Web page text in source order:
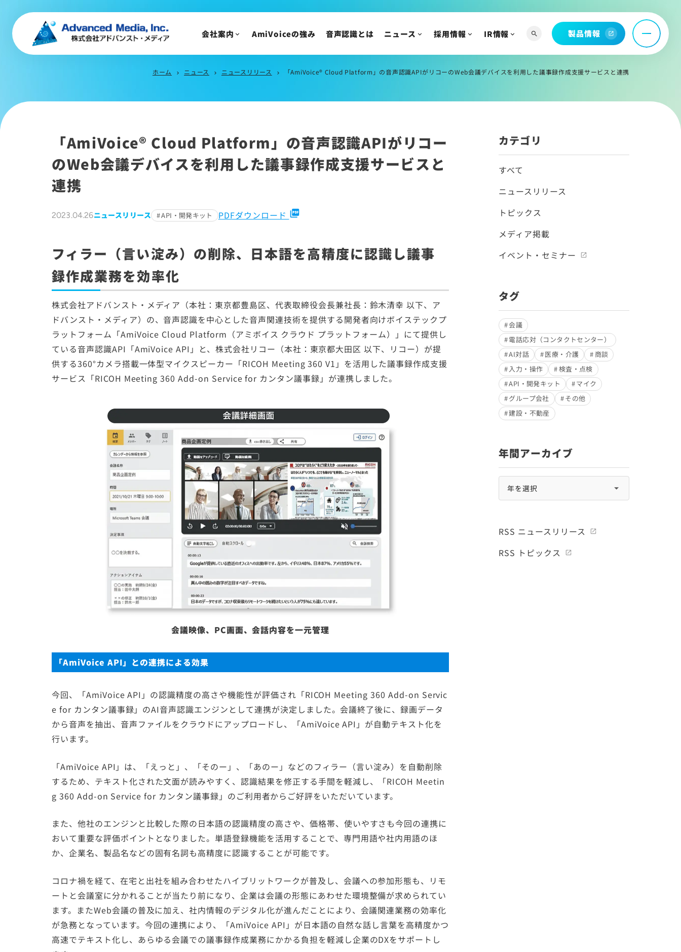
トップメッセージ
会社沿革
サステナビリティ
メディア掲載
イベント・セミナー
株主・投資家の皆様へ
IR資料/決算短信および関連資料
財務ハイライト
株主総会/株式関連情報
IRについてのご質問
会社案内 AmiVoiceの強み 音声認識とは ニュース 採用情報 IR情報 search 製品情報 open_in_new
ホーム chevron_right ニュース chevron_right ニュースリリース chevron_right 「AmiVoice® Cloud Platform」の音声認識APIがリコーのWeb会議デバイスを利用した議事録作成支援サービスと連携
「AmiVoice® Cloud Platform」の音声認識APIがリコー
のWeb会議デバイスを利用した議事録作成支援サービスと
連携
2023.04.26ニュースリリース API・開発キット PDFダウンロード picture_as_pdf
フィラー（言い淀み）の削除、日本語を高精度に認識し議事
録作成業務を効率化
株式会社アドバンスト・メディア（本社：東京都豊島区、代表取締役会長兼社長：鈴木清幸 以下、ア
ドバンスト・メディア）の、音声認識を中心とした音声関連技術を提供する開発者向けボイステックプ
ラットフォーム「AmiVoice Cloud Platform（アミボイス クラウド プラットフォーム）」にて提供し
ている音声認識API「AmiVoice API」と、株式会社リコー（本社：東京都大田区 以下、リコー）が提
供する360°カメラ搭載一体型マイクスピーカー「RICOH Meeting 360 V1」を活用した議事録作成支援
サービス「RICOH Meeting 360 Add-on Service for カンタン議事録」が連携しました。
会議映像、PC画面、会話内容を一元管理
「AmiVoice API」との連携による効果
今回、「AmiVoice API」の認識精度の高さや機能性が評価され「RICOH Meeting 360 Add-on Servic
e for カンタン議事録」のAI音声認識エンジンとして連携が決定しました。会議終了後に、録画データ
から音声を抽出、音声ファイルをクラウドにアップロードし、「AmiVoice API」が自動テキスト化を
行います。
「AmiVoice API」は、「えっと」、「そのー」、「あのー」などのフィラー（言い淀み）を自動削除
するため、テキスト化された文面が読みやすく、認識結果を修正する手間を軽減し、「RICOH Meetin
g 360 Add-on Service for カンタン議事録」のご利用者からご好評をいただいています。
また、他社のエンジンと比較した際の日本語の認識精度の高さや、価格帯、使いやすさも今回の連携に
おいて重要な評価ポイントとなりました。単語登録機能を活用することで、専門用語や社内用語のほ
か、企業名、製品名などの固有名詞も高精度に認識することが可能です。
コロナ禍を経て、在宅と出社を組み合わせたハイブリットワークが普及し、会議への参加形態も、リモ
ートと会議室に分かれることが当たり前になり、企業は会議の形態にあわせた環境整備が求められてい
ます。またWeb会議の普及に加え、社内情報のデジタル化が進んだことにより、会議関連業務の効率化
が急務となっています。今回の連携により、「AmiVoice API」が日本語の自然な話し言葉を高精度かつ
高速でテキスト化し、あらゆる会議での議事録作成業務にかかる負担を軽減し企業のDXをサポートし
カテゴリ
すべて
ニュースリリース
トピックス
メディア掲載
イベント・セミナー
タグ
会議
電話応対（コンタクトセンター）
AI対話
医療・介護
商談
入力・操作
検査・点検
API・開発キット
マイク
グループ会社
その他
建設・不動産
年間アーカイブ
RSS ニュースリリース
RSS トピックス